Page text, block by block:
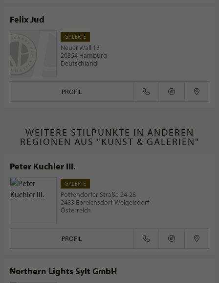
Felix Jud
GALERIE
Neuer Wall 13
20354 Hamburg
Deutschland
PROFIL
WEITERE STILPUNKTE IN ANDEREN
REGIONEN AUS "KUNST & GALERIEN"
Peter Kuchler III.
GALERIE
Pottendorfer Straße 24-28
2483 Ebreichsdorf-Weigelsdorf
Österreich
PROFIL
Northern Lights Sylt GmbH